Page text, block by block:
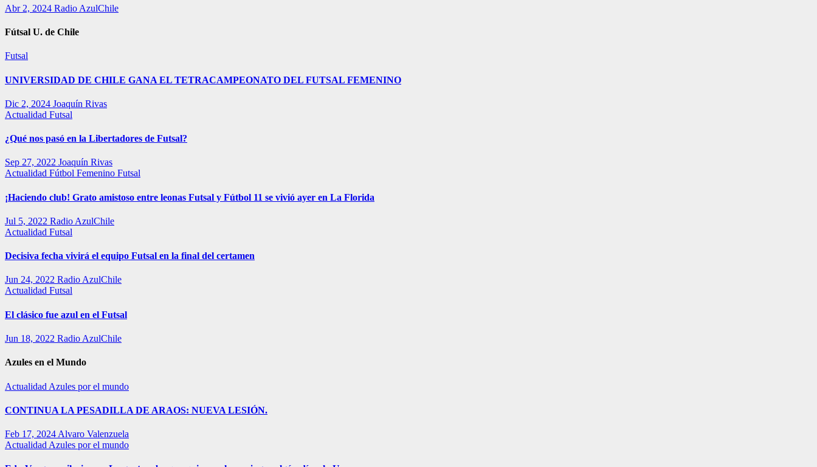
Abr 2, 2024 Radio AzulChile
Fútsal U. de Chile
Futsal
UNIVERSIDAD DE CHILE GANA EL TETRACAMPEONATO DEL FUTSAL FEMENINO
Dic 2, 2024 Joaquín Rivas
Actualidad Futsal
¿Qué nos pasó en la Libertadores de Futsal?
Sep 27, 2022 Joaquín Rivas
Actualidad Fútbol Femenino Futsal
¡Haciendo club! Grato amistoso entre leonas Futsal y Fútbol 11 se vivió ayer en La Florida
Jul 5, 2022 Radio AzulChile
Actualidad Futsal
Decisiva fecha vivirá el equipo Futsal en la final del certamen
Jun 24, 2022 Radio AzulChile
Actualidad Futsal
El clásico fue azul en el Futsal
Jun 18, 2022 Radio AzulChile
Azules en el Mundo
Actualidad Azules por el mundo
CONTINUA LA PESADILLA DE ARAOS: NUEVA LESIÓN.
Feb 17, 2024 Alvaro Valenzuela
Actualidad Azules por el mundo